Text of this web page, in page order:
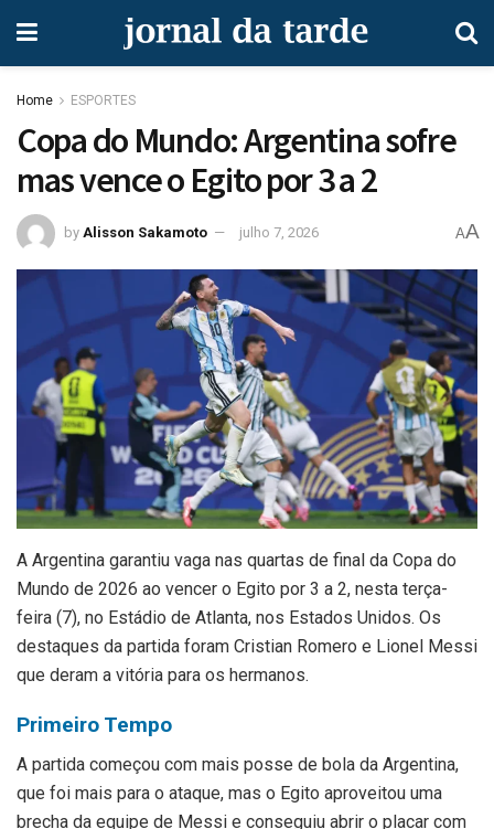
Home ESPORTES
Copa do Mundo: Argentina sofre
mas vence o Egito por 3 a 2
by Alisson Sakamoto julho 7, 2026 AA
A Argentina garantiu vaga nas quartas de final da Copa do
Mundo de 2026 ao vencer o Egito por 3 a 2, nesta terça-
feira (7), no Estádio de Atlanta, nos Estados Unidos. Os
destaques da partida foram Cristian Romero e Lionel Messi
que deram a vitória para os hermanos.
Primeiro Tempo
A partida começou com mais posse de bola da Argentina,
que foi mais para o ataque, mas o Egito aproveitou uma
brecha da equipe de Messi e conseguiu abrir o placar com